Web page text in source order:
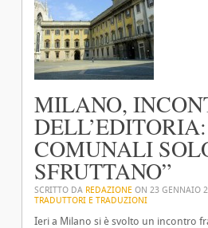
MILANO,
COMUNALI
SFRUTTANO”
SCRITTO DA REDAZIONE ON 23 GENNAIO
TRADUTTORI E TRADUZIONI
Ieri a Milano si è svolto un incontro